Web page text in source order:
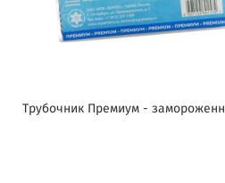
Трубочник Премиум -